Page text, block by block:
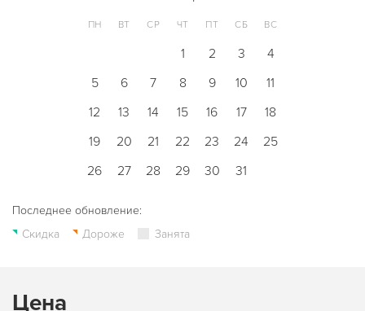
ПН ВТ СР ЧТ ПТ СБ ВС
1 2 3
4
5
6 7 8 9 10
11
12
13 14 15 16 17
18
19
20 21 22 23 24
25
26
27 28 29 30 31
Последнее обновление:
Скидка
Дороже Занята
Цена